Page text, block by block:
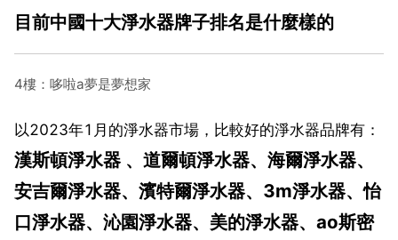
目前中國十大淨水器牌子排名是什麼樣的
4樓：哆啦a夢是夢想家
以2023年1月的淨水器市場，比較好的淨水器品牌有：
漢斯頓淨水器 、道爾頓淨水器、海爾淨水器、
安吉爾淨水器、濱特爾淨水器、3m淨水器、怡
口淨水器、沁園淨水器、美的淨水器、ao斯密